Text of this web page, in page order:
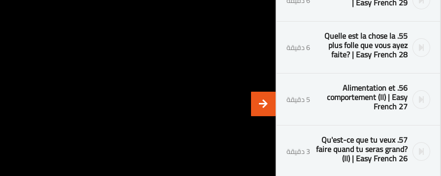
55. Quelle est la chose la
plus folle que vous ayez
faite? | Easy French 28 6 دقيقة
56. Alimentation et
comportement (II) | Easy
French 27 5 دقيقة
57. Qu'est-ce que tu veux
faire quand tu seras grand?
(II) | Easy French 26 3 دقيقة